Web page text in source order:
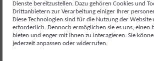
Österreichs Müllproblem:
Lösungen
Dienste bereitzustellen. Dazu gehören Cookies und
Drittanbietern zur Verarbeitung einiger Ihrer
Diese Technologien sind für die Nutzung der Website
erforderlich. Dennoch ermöglichen sie es uns, einen
bieten und enger mit Ihnen zu interagieren. Sie
jederzeit anpassen oder widerrufen.